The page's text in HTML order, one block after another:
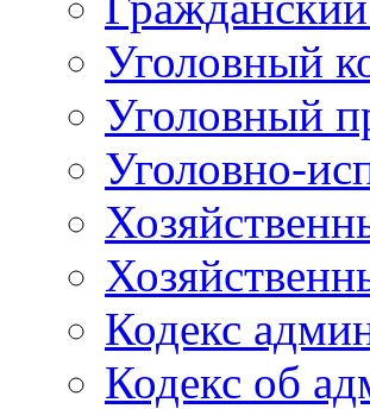
Уголовный
Уголовный
Уголовно-
Кодекс
Кодекс об